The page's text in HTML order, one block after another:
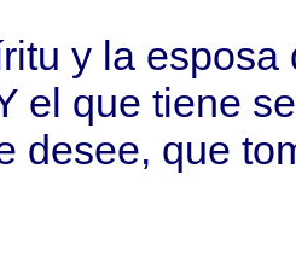
y la esposa
el que tiene
desee, que